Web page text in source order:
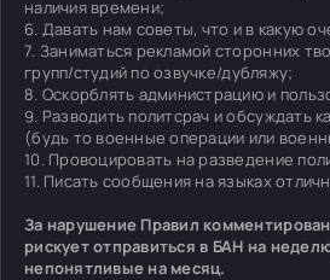
наличия времени;
6. Давать нам советы, что и в какую
7. Заниматься рекламой сторонних
групп/студий по озвучке/дубляжу;
8. Оскорблять администрацию и
9. Разводить политсрач и обсуждать
(будь то военные операции или
10. Провоцировать на разведение
11. Писать сообщения на языках
За нарушение Правил
рискует отправиться в БАН на
непонятливые на месяц.